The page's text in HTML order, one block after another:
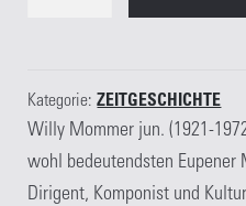
Töne
Menge
Kategorie:ZEITGESCHICHTE
Willy Mommer jun. (1921-
wohl bedeutendsten
Dirigent, Komponist und